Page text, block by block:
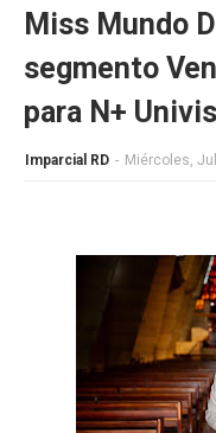
Miss Mundo
segmento
para N+
Imparcial RD - Miércoles,